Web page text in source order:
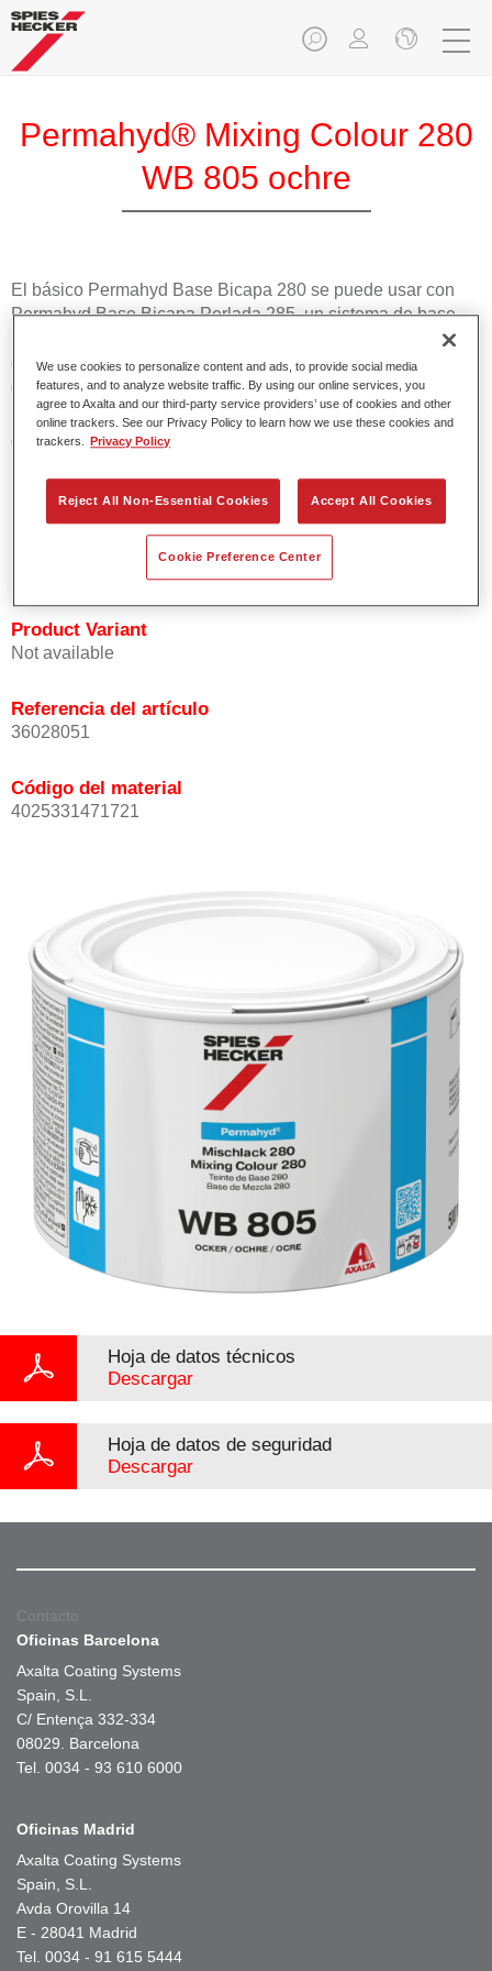
Permahyd® Mixing Colour 280
WB 805 ochre
El básico Permahyd Base Bicapa 280 se puede usar con
Permahyd Base Bicapa Perlada 285, un sistema de base
bicapa al agua de gran calidad. Se basa en una tecnología
especial de dispersión de poliuretano para colores sólidos y
de efecto.
Características del producto
Elevada precisión del color.
Se puede recubrir con barniz HS de la gama Permasolid.
Product Variant
Not available
Referencia del artículo
36028051
Código del material
4025331471721
Hoja de datos técnicos
Descargar
Hoja de datos de seguridad
Descargar
Contacto
Oficinas Barcelona
Axalta Coating Systems
Spain, S.L.
C/ Entença 332-334
08029. Barcelona
Tel. 0034 - 93 610 6000
Oficinas Madrid
Axalta Coating Systems
Spain, S.L.
Avda Orovilla 14
E - 28041 Madrid
Tel. 0034 - 91 615 5444
We use cookies to personalize content and ads, to provide social media
features, and to analyze website traffic. By using our online services, you
agree to Axalta and our third-party service providers’ use of cookies and other
online trackers. See our Privacy Policy to learn how we use these cookies and
trackers.
Privacy Policy
Reject All Non-Essential Cookies Accept All Cookies
Cookie Preference Center